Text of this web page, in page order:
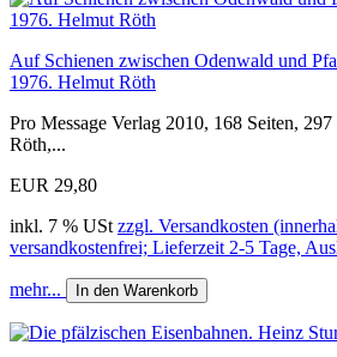
Auf Schienen zwischen Odenwald und
1976. Helmut Röth
Pro Message Verlag 2010, 168 Seiten,
Röth,...
EUR 29,80
inkl. 7 % USt zzgl. Versandkosten
versandkostenfrei; Lieferzeit 2-5 Tage,
mehr... In den Warenkorb